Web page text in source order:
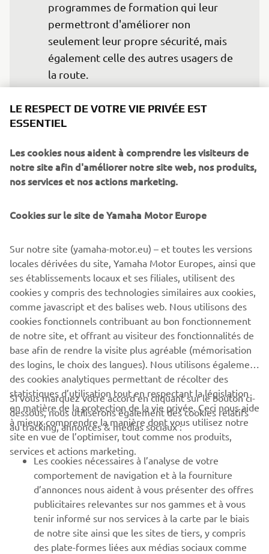
programmes de formation qui leur
permettront d'améliorer non
seulement leur propre sécurité, mais
également celle des autres usagers de
la route.
— Olivier Prévost, président et PDG de
Yamaha Motor Europe N.V.
©Yamaha Motor Europe N.V. / Yamaha Motor Co., Ltd.
Les informations et images contenues dans ces pages
écrit explicite de Yamaha Motor Europe N.V. et/ou de
Yamaha Motor Co., Ltd.
Conduisez toujours prudemment et respectez la
législation routière locale.
CORPORATE
BUSINESS
PLUS YAMAHA
SUPPORT
NEWSLETTER
LE RESPECT DE VOTRE VIE PRIVÉE EST
ESSENTIEL
Les cookies nous aident à comprendre les visiteurs de
notre site afin d'améliorer notre site web, nos produits,
nos services et nos actions marketing.
Cookies sur le site de Yamaha Motor Europe
Sur notre site (yamaha-motor.eu) – et toutes les versions
locales dérivées du site, Yamaha Motor Europes, ainsi que
ses établissements locaux et ses filiales, utilisent des
cookies y compris des technologies similaires aux cookies,
comme javascript et des balises web. Nous utilisons des
cookies fonctionnels contribuant au bon fonctionnement
de notre site, et offrant au visiteur des fonctionnalités de
base afin de rendre la visite plus agréable (mémorisation
des logins, le choix des langues). Nous utilisons également
des cookies analytiques permettant de récolter des
statistiques d’utilisation tout en respectant la législation
en matière de la protection de la vie privée. Ceci nous aide
à mieux comprendre la manière dont vous utilisez notre
site en vue de l’optimiser, tout comme nos produits,
services et actions marketing.
Si vous marquez votre accord en cliquant sur le bouton ci-
dessous, nous utiliserons également des cookies relatifs
au tracking, annonces & médias sociaux :
Les cookies nécessaires à l’analyse de votre
comportement de navigation et à la fourniture
d’annonces nous aident à vous présenter des offres
publicitaires relevantes sur nos gammes et à vous
tenir informé sur nos services à la carte par le biais
de notre site ainsi que les sites de tiers, y compris
des plate-formes liées aux médias sociaux comme